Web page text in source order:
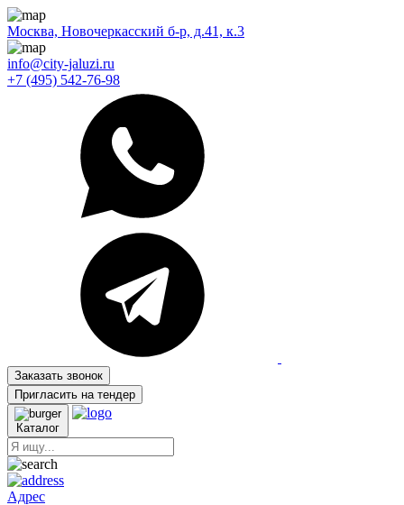
Москва, Новочеркасский б-р, д.41, к.3
info@city-jaluzi.ru
+7 (495) 542-76-98
Заказать звонок
Пригласить на тендер
Каталог
Адрес